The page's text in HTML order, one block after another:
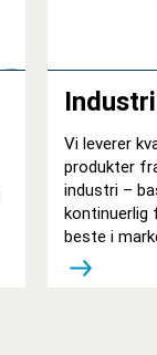
Industri
Vi leverer
produkter
industri –
kontinuerlig
beste i